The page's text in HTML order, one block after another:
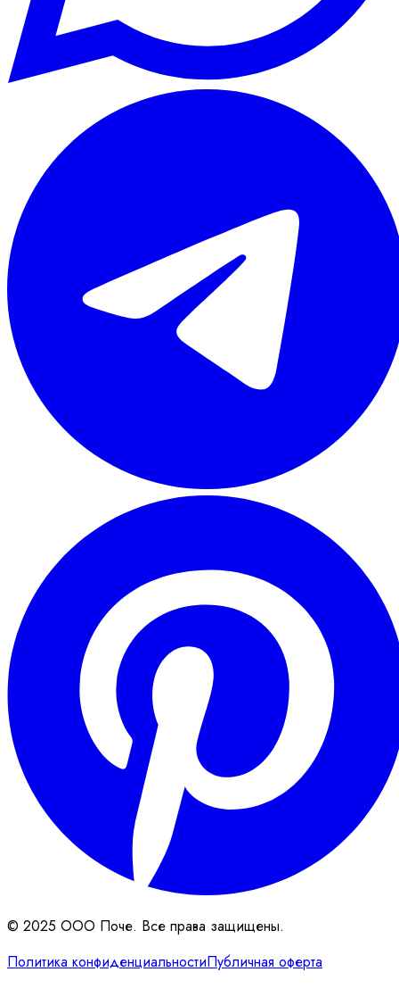
© 2025 ООО Поче. Все права защищены.
Политика конфиденциальностиПубличная оферта